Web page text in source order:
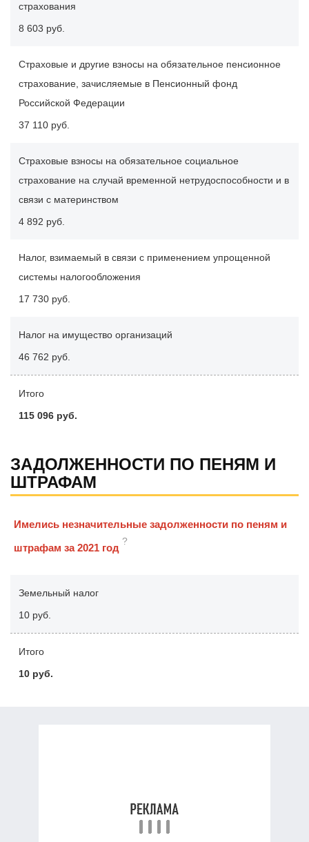
страхования
8 603 руб.
Страховые и другие взносы на обязательное пенсионное
страхование, зачисляемые в Пенсионный фонд
Российской Федерации
37 110 руб.
Страховые взносы на обязательное социальное
страхование на случай временной нетрудоспособности и в
связи с материнством
4 892 руб.
Налог, взимаемый в связи с применением упрощенной
системы налогообложения
17 730 руб.
Налог на имущество организаций
46 762 руб.
Итого
115 096 руб.
ЗАДОЛЖЕННОСТИ ПО ПЕНЯМ И
ШТРАФАМ
Имелись незначительные задолженности по пеням и
штрафам за 2021 год
?
Земельный налог
10 руб.
Итого
10 руб.